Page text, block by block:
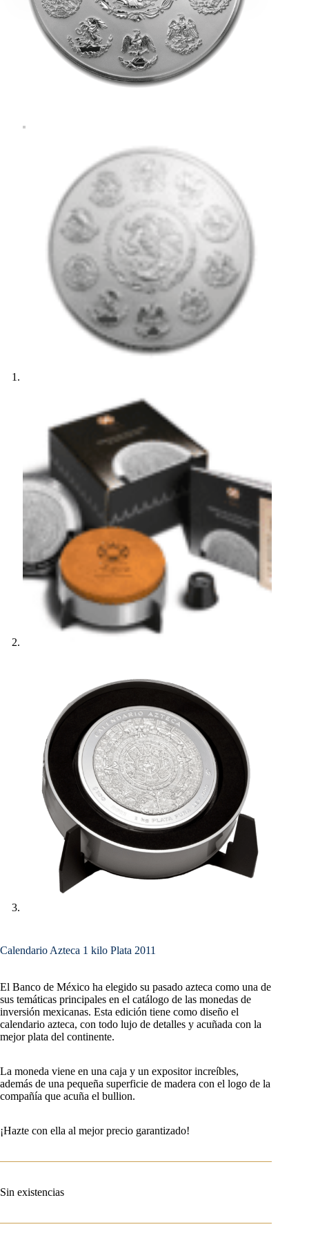
Calendario Azteca 1 kilo Plata 2011
El Banco de México ha elegido su pasado azteca como una de
sus temáticas principales en el catálogo de las monedas de
inversión mexicanas. Esta edición tiene como diseño el
calendario azteca, con todo lujo de detalles y acuñada con la
mejor plata del continente.
La moneda viene en una caja y un expositor increíbles,
además de una pequeña superficie de madera con el logo de la
compañía que acuña el bullion.
¡Hazte con ella al mejor precio garantizado!
Sin existencias